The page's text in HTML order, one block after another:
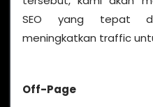
SEO yang tepat
meningkatkan traffic
Off-Page